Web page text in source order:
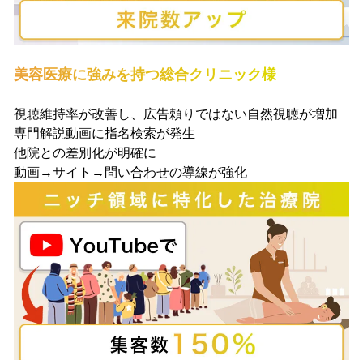
美容医療に強みを持つ総合クリニック様
視聴維持率が改善し、広告頼りではない自然視聴が増加
専門解説動画に指名検索が発生
他院との差別化が明確に
動画→サイト→問い合わせの導線が強化